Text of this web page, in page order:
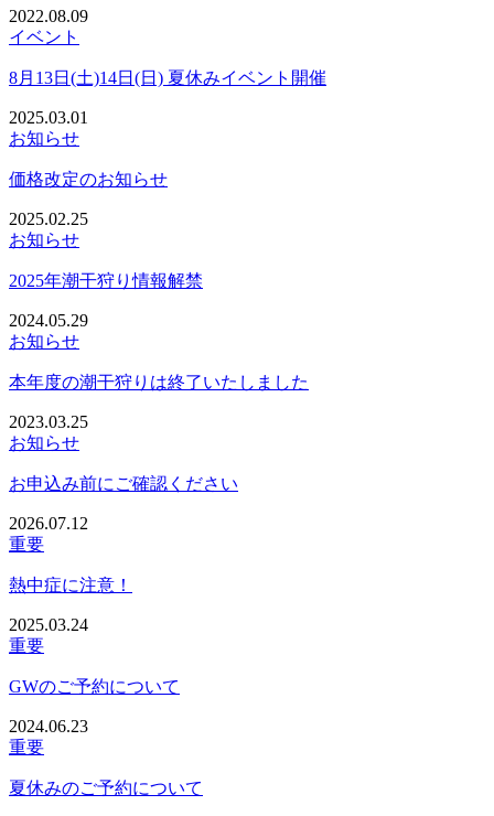
2022.08.09
イベント
8月13日(土)14日(日) 夏休みイベント開催
2025.03.01
お知らせ
価格改定のお知らせ
2025.02.25
お知らせ
2025年潮干狩り情報解禁
2024.05.29
お知らせ
本年度の潮干狩りは終了いたしました
2023.03.25
お知らせ
お申込み前にご確認ください
2026.07.12
重要
熱中症に注意！
2025.03.24
重要
GWのご予約について
2024.06.23
重要
夏休みのご予約について